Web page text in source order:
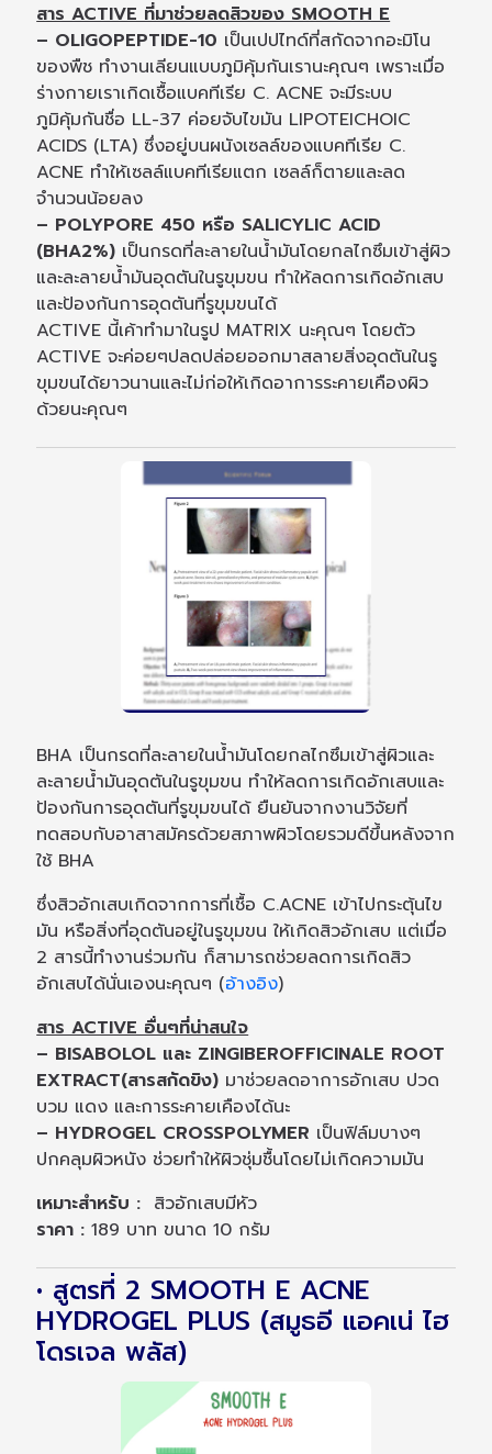
สาร ACTIVE ที่มาช่วยลดสิวของ SMOOTH E
– OLIGOPEPTIDE-10 เป็นเปปไทด์ที่สกัดจากอะมิโน
ของพืช ทำงานเลียนแบบภูมิคุ้มกันเรานะคุณๆ เพราะเมื่อ
ร่างกายเราเกิดเชื้อแบคทีเรีย C. ACNE จะมีระบบ
ภูมิคุ้มกันชื่อ LL-37 ค่อยจับไขมัน LIPOTEICHOIC
ACIDS (LTA) ซึ่งอยู่บนผนังเซลล์ของแบคทีเรีย C.
ACNE ทำให้เซลล์แบคทีเรียแตก เซลล์ก็ตายและลด
จำนวนน้อยลง
– POLYPORE 450 หรือ SALICYLIC ACID
(BHA2%) เป็นกรดที่ละลายในน้ำมันโดยกลไกซึมเข้าสู่ผิว
และละลายน้ำมันอุดตันในรูขุมขน ทำให้ลดการเกิดอักเสบ
และป้องกันการอุดตันที่รูขุมขนได้
ACTIVE นี้เค้าทำมาในรูป MATRIX นะคุณๆ โดยตัว
ACTIVE จะค่อยๆปลดปล่อยออกมาสลายสิ่งอุดตันในรู
ขุมขนได้ยาวนานและไม่ก่อให้เกิดอาการระคายเคืองผิว
ด้วยนะคุณๆ
BHA เป็นกรดที่ละลายในน้ำมันโดยกลไกซึมเข้าสู่ผิวและ
ละลายน้ำมันอุดตันในรูขุมขน ทำให้ลดการเกิดอักเสบและ
ป้องกันการอุดตันที่รูขุมขนได้ ยืนยันจากงานวิจัยที่
ทดสอบกับอาสาสมัครด้วยสภาพผิวโดยรวมดีขึ้นหลังจาก
ใช้ BHA
ซึ่งสิวอักเสบเกิดจากการที่เชื้อ C.ACNE เข้าไปกระตุ้นไข
มัน หรือสิ่งที่อุดตันอยู่ในรูขุมขน ให้เกิดสิวอักเสบ แต่เมื่อ
2 สารนี้ทำงานร่วมกัน ก็สามารถช่วยลดการเกิดสิว
อักเสบได้นั่นเองนะคุณๆ (อ้างอิง)
สาร ACTIVE อื่นๆที่น่าสนใจ
– BISABOLOL และ ZINGIBEROFFICINALE ROOT
EXTRACT(สารสกัดขิง) มาช่วยลดอาการอักเสบ ปวด
บวม แดง และการระคายเคืองได้นะ
– HYDROGEL CROSSPOLYMER เป็นฟิล์มบางๆ
ปกคลุมผิวหนัง ช่วยทำให้ผิวชุ่มชื้นโดยไม่เกิดความมัน
เหมาะสำหรับ : สิวอักเสบมีหัว
ราคา : 189 บาท ขนาด 10 กรัม
• สูตรที่ 2 SMOOTH E ACNE
HYDROGEL PLUS (สมูธอี แอคเน่ ไฮ
โดรเจล พลัส)